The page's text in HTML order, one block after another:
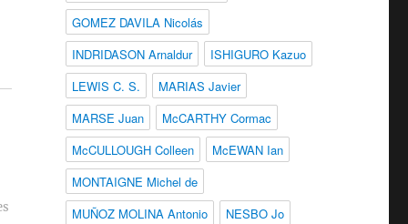
GOMEZ DAVILA Nicolás
INDRIDASON Arnaldur
ISHIGURO Kazuo
LEWIS C. S.
MARIAS Javier
MARSE Juan
McCARTHY Cormac
McCULLOUGH Colleen
McEWAN Ian
MONTAIGNE Michel de
MUÑOZ MOLINA Antonio
NESBO Jo